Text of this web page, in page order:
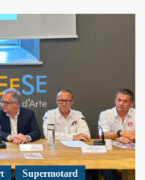
Supermotard